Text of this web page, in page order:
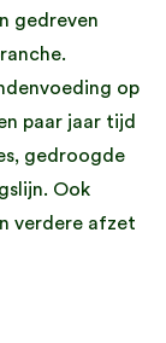
gedreven
op
paar jaar tijd
gedroogde
Ook
verdere afzet